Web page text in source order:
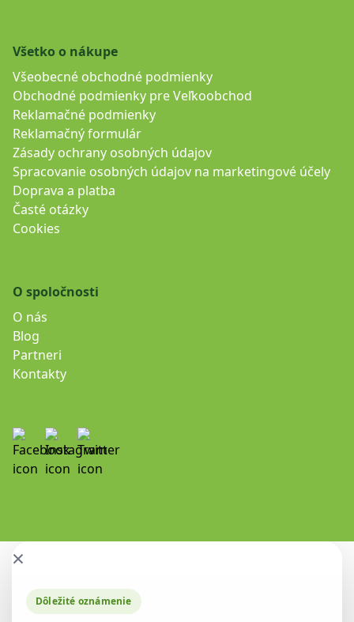
Všetko o nákupe
Všeobecné obchodné podmienky
Obchodné podmienky pre Veľkoobchod
Reklamačné podmienky
Reklamačný formulár
Zásady ochrany osobných údajov
Spracovanie osobných údajov na marketingové účely
Doprava a platba
Časté otázky
Cookies
O spoločnosti
O nás
Blog
Partneri
Kontakty
×
Dôležité oznámenie